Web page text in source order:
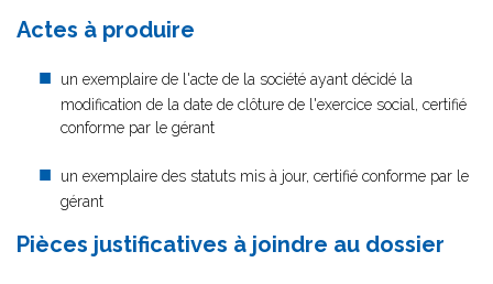
Actes à produire
un exemplaire de l'acte de la société ayant décidé la
modification de la date de clôture de l'exercice social, certifié
conforme par le gérant
un exemplaire des statuts mis à jour, certifié conforme par le
gérant
Pièces justificatives à joindre au dossier